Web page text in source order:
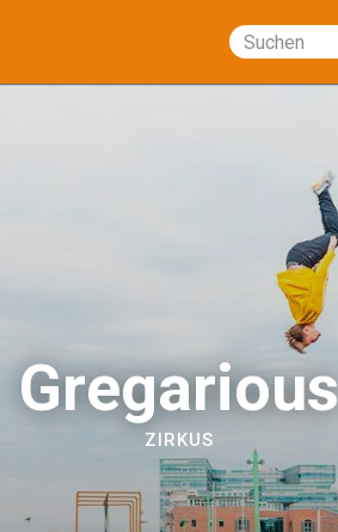
Suchen
Gregarious
ZIRKUS